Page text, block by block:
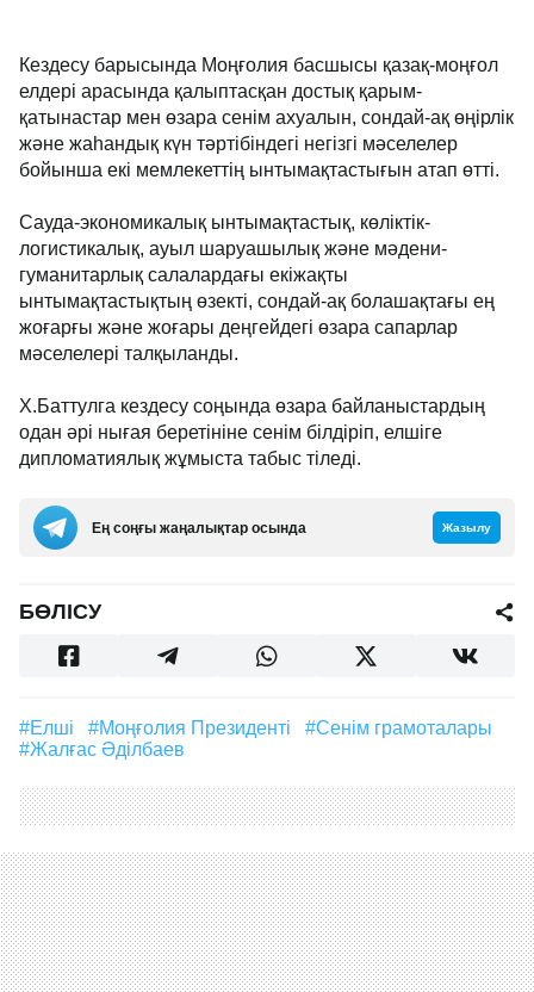
Кездесу барысында Моңғолия басшысы қазақ-моңғол
елдері арасында қалыптасқан достық қарым-
қатынастар мен өзара сенім ахуалын, сондай-ақ өңірлік
және жаһандық күн тәртібіндегі негізгі мәселелер
бойынша екі мемлекеттің ынтымақтастығын атап өтті.
Сауда-экономикалық ынтымақтастық, көліктік-
логистикалық, ауыл шаруашылық және мәдени-
гуманитарлық салалардағы екіжақты
ынтымақтастықтың өзекті, сондай-ақ болашақтағы ең
жоғарғы және жоғары деңгейдегі өзара сапарлар
мәселелері талқыланды.
Х.Баттулга кездесу соңында өзара байланыстардың
одан әрі нығая беретініне сенім білдіріп, елшіге
дипломатиялық жұмыста табыс тіледі.
Ең соңғы жаңалықтар осында Жазылу
БӨЛІСУ
#елші #Моңғолия Президенті
#сенім грамоталары
#Жалғас Әділбаев